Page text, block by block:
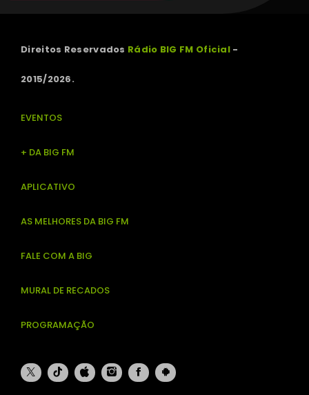
Direitos Reservados Rádio BIG FM Oficial -
2015/2026.
EVENTOS
+ DA BIG FM
APLICATIVO
AS MELHORES DA BIG FM
FALE COM A BIG
MURAL DE RECADOS
PROGRAMAÇÃO